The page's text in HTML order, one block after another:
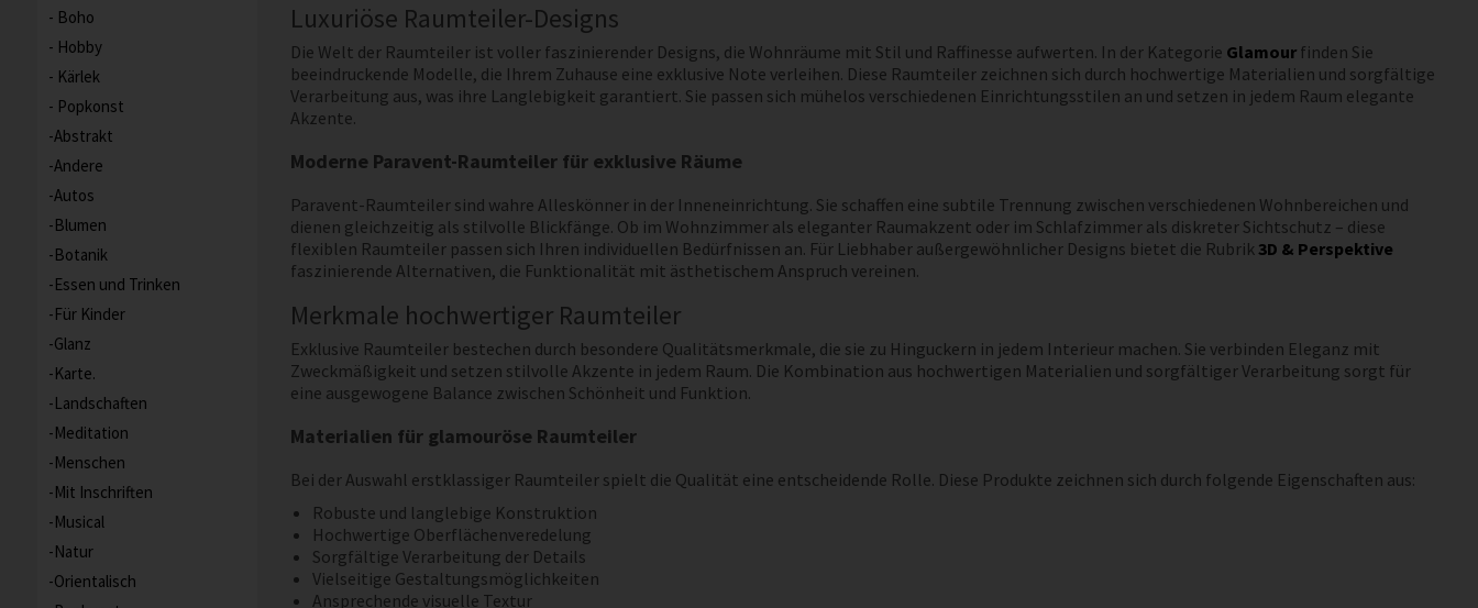
Boho
Hobby
Kärlek
Popkonst
Abstrakt
Andere
Autos
Blumen
Botanik
Essen und Trinken
Für Kinder
Glanz
Karte.
Landschaften
Meditation
Menschen
Mit Inschriften
Musical
Natur
Orientalisch
Luxuriöse Raumteiler-Designs
Die Welt der Raumteiler ist voller faszinierender Designs, die Wohnräume mit Stil und Raffinesse aufwerten. In der Kategorie Glamourfinden Sie
beeindruckende Modelle, die Ihrem Zuhause eine exklusive Note verleihen. Diese Raumteiler zeichnen sich durch hochwertige Materialien und sorgfältige
Verarbeitung aus, was ihre Langlebigkeit garantiert. Sie passen sich mühelos verschiedenen Einrichtungsstilen an und setzen in jedem Raum elegante
Akzente.
Moderne Paravent-Raumteiler für exklusive Räume
Paravent-Raumteiler sind wahre Alleskönner in der Inneneinrichtung. Sie schaffen eine subtile Trennung zwischen verschiedenen Wohnbereichen und
dienen gleichzeitig als stilvolle Blickfänge. Ob im Wohnzimmer als eleganter Raumakzent oder im Schlafzimmer als diskreter Sichtschutz – diese
flexiblen Raumteiler passen sich Ihren individuellen Bedürfnissen an. Für Liebhaber außergewöhnlicher Designs bietet die Rubrik 3D & Perspektive
faszinierende Alternativen, die Funktionalität mit ästhetischem Anspruch vereinen.
Merkmale hochwertiger Raumteiler
Exklusive Raumteiler bestechen durch besondere Qualitätsmerkmale, die sie zu Hinguckern in jedem Interieur machen. Sie verbinden Eleganz mit
Zweckmäßigkeit und setzen stilvolle Akzente in jedem Raum. Die Kombination aus hochwertigen Materialien und sorgfältiger Verarbeitung sorgt für
eine ausgewogene Balance zwischen Schönheit und Funktion.
Materialien für glamouröse Raumteiler
Bei der Auswahl erstklassiger Raumteiler spielt die Qualität eine entscheidende Rolle. Diese Produkte zeichnen sich durch folgende Eigenschaften aus:
Robuste und langlebige Konstruktion
Hochwertige Oberflächenveredelung
Sorgfältige Verarbeitung der Details
Vielseitige Gestaltungsmöglichkeiten
Ansprechende visuelle Textur